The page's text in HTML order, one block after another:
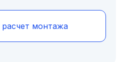
расчет монтажа